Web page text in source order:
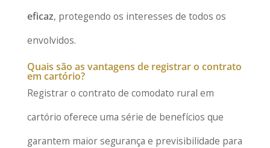
eficaz, protegendo os interesses de todos os
envolvidos.
Quais são as vantagens de registrar o contrato
em cartório?
Registrar o contrato de comodato rural em
cartório oferece uma série de benefícios que
garantem maior segurança e previsibilidade para